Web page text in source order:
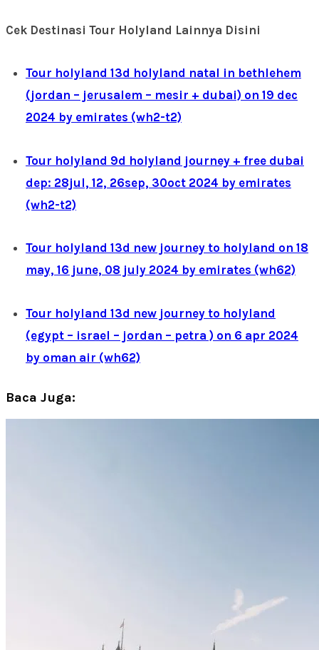
Cek Destinasi Tour Holyland Lainnya Disini
Tour holyland 13d holyland natal in bethlehem
(jordan – jerusalem – mesir + dubai) on 19 dec
2024 by emirates (wh2-t2)
Tour holyland 9d holyland journey + free dubai
dep: 28jul, 12, 26sep, 30oct 2024 by emirates
(wh2-t2)
Tour holyland 13d new journey to holyland on 18
may, 16 june, 08 july 2024 by emirates (wh62)
Tour holyland 13d new journey to holyland
(egypt – israel – jordan – petra ) on 6 apr 2024
by oman air (wh62)
Baca Juga: